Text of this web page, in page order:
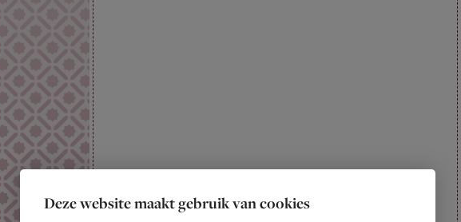
Deze website maakt gebruik van cookies